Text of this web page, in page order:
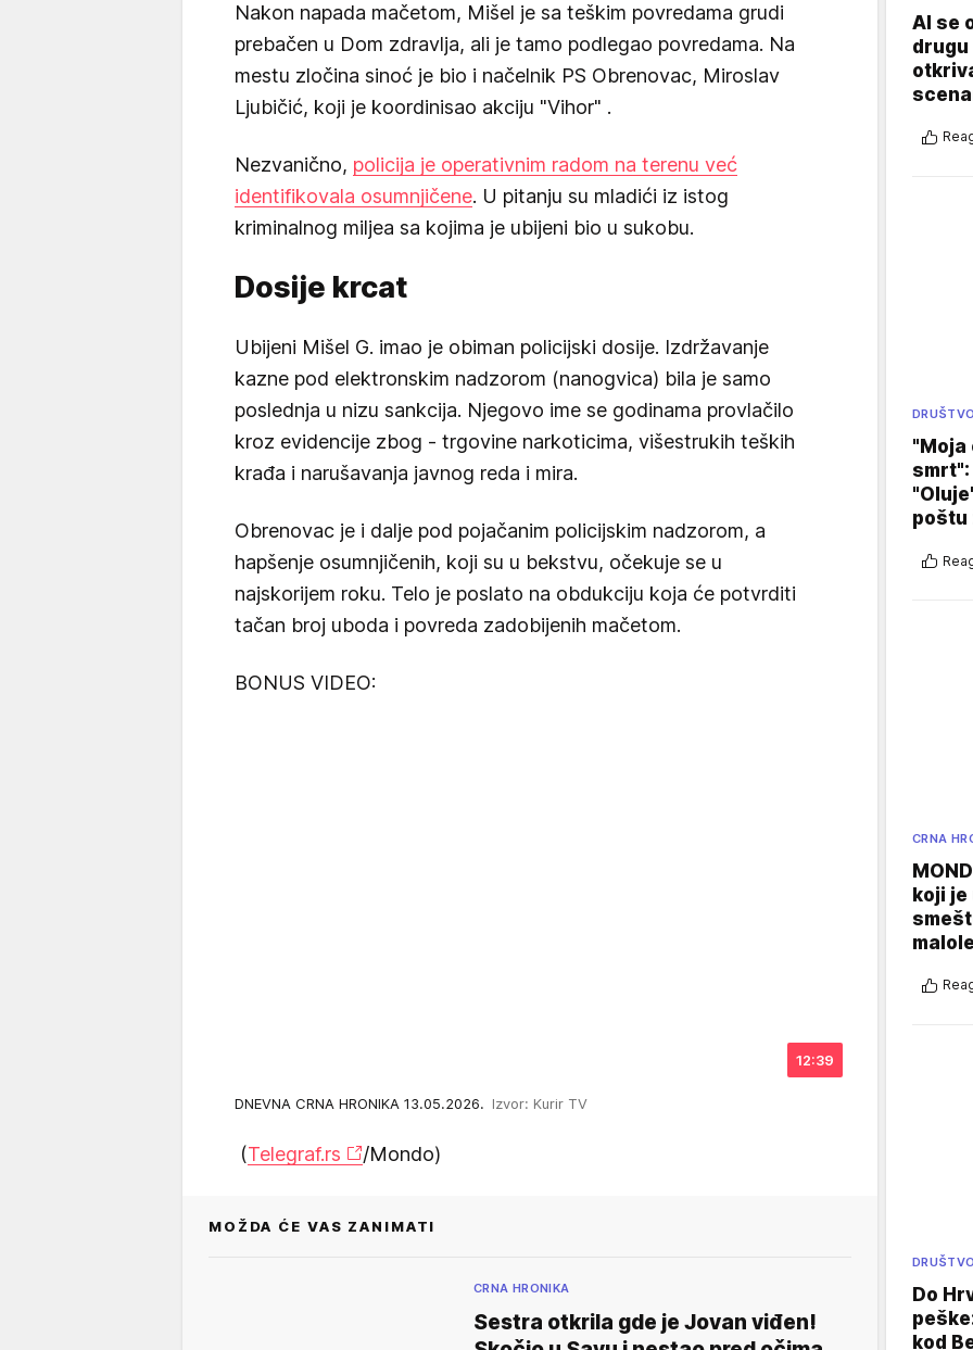
Nakon napada mačetom, Mišel je sa teškim povredama grudi
prebačen u Dom zdravlja, ali je tamo podlegao povredama. Na
mestu zločina sinoć je bio i načelnik PS Obrenovac, Miroslav
Ljubičić, koji je koordinisao akciju "Vihor" .
Nezvanično, policija je operativnim radom na terenu već
identifikovala osumnjičene. U pitanju su mladići iz istog
kriminalnog miljea sa kojima je ubijeni bio u sukobu.
Dosije krcat
Ubijeni Mišel G. imao je obiman policijski dosije. Izdržavanje
kazne pod elektronskim nadzorom (nanogvica) bila je samo
poslednja u nizu sankcija. Njegovo ime se godinama provlačilo
kroz evidencije zbog - trgovine narkoticima, višestrukih teških
krađa i narušavanja javnog reda i mira.
Obrenovac je i dalje pod pojačanim policijskim nadzorom, a
hapšenje osumnjičenih, koji su u bekstvu, očekuje se u
najskorijem roku. Telo je poslato na obdukciju koja će potvrditi
tačan broj uboda i povreda zadobijenih mačetom.
BONUS VIDEO:
12:39
DNEVNA CRNA HRONIKA 13.05.2026. Izvor: Kurir TV
(Telegraf.rs /Mondo)
MOŽDA ĆE VAS ZANIMATI
CRNA HRONIKA
Sestra otkrila gde je Jovan viđen!
AI se
DRUŠTVO
"Moja
poštu
CRNA
koji je
DRUŠTVO
Do
kod